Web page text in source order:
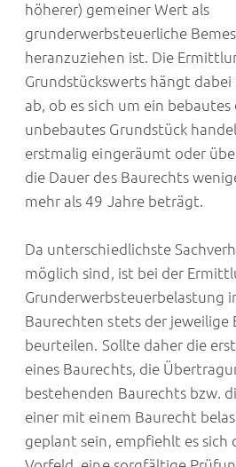
höherer) gemeiner Wert als
grunderwerbsteuerliche
heranzuziehen ist. Die
Grundstückswerts hängt dabei
ab, ob es sich um ein bebautes
unbebautes Grundstück
erstmalig eingeräumt oder
die Dauer des Baurechts
mehr als 49 Jahre beträgt.
Da unterschiedlichste
möglich sind, ist bei der
Grunderwerbsteuerbelastung
Baurechten stets der jeweilige
beurteilen. Sollte daher die
eines Baurechts, die
bestehenden Baurechts bzw.
einer mit einem Baurecht
geplant sein, empfiehlt es sich